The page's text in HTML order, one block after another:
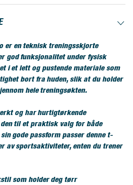
er en teknisk treningsskjorte
god funksjonalitet under fysisk
i et lett og pustende materiale som
bort fra huden, slik at du holder
hele treningsøkten.
og har hurtigtørkende
til et praktisk valg for både
gode passform passer denne t-
av sportsaktiviteter, enten du trener
som holder deg tørr